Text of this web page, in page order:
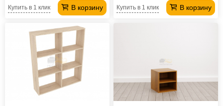
В корзину
Купить в 1 клик В корзину
Купить в 1 клик